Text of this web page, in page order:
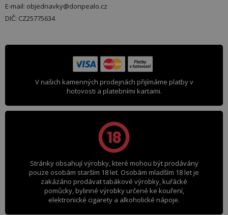
E-mail: objednavky@donpealo.cz
DIČ: CZ25775634
V našich kamenných prodejnách přijímáme platby v
hotovosti a platebními kartami.
Stránky obsahují výrobky, které mohou být prodávány
pouze osobám starším 18 let. Osobám mladším 18 let je
zakázáno prodávat tabákové výrobky, kuřácké
pomůcky, bylinné výrobky určené ke kouření,
elektronické cigarety a alkoholické nápoje.